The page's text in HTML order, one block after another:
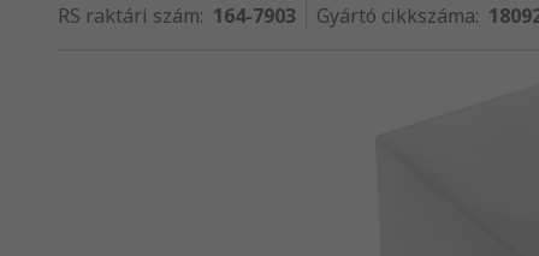
RS raktári szám: 164-7903 Gyártó cikkszáma: